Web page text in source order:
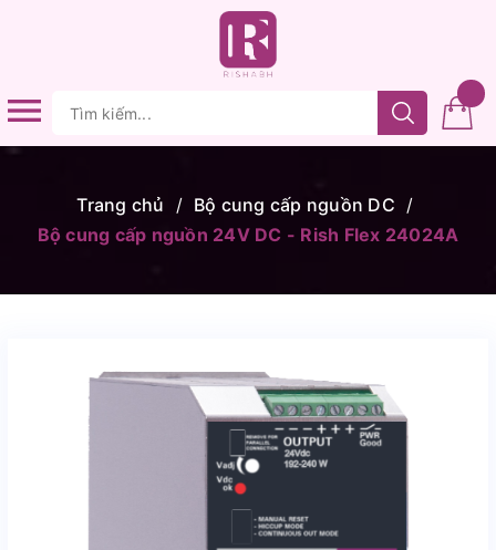
Trang chủ / Bộ cung cấp nguồn DC /
Bộ cung cấp nguồn 24V DC - Rish Flex 24024A